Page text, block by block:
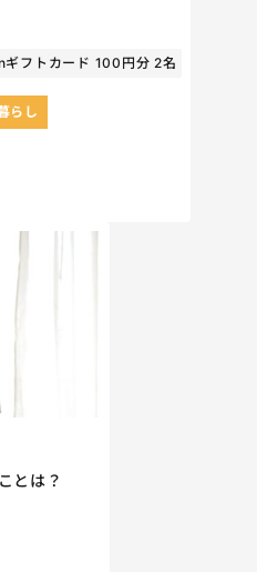
フトカード 100円分 2名
らし
とは？